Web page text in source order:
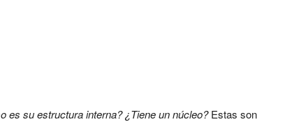
es su estructura interna? ¿Tiene un núcleo? Estas son